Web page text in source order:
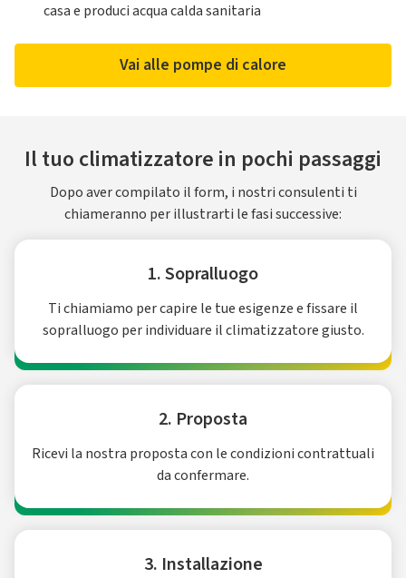
casa e produci acqua calda sanitaria
Vai alle pompe di calore
Il tuo climatizzatore in pochi passaggi
Dopo aver compilato il form, i nostri consulenti ti
chiameranno per illustrarti le fasi successive:
1. Sopralluogo
Ti chiamiamo per capire le tue esigenze e fissare il
sopralluogo per individuare il climatizzatore giusto.
2. Proposta
Ricevi la nostra proposta con le condizioni contrattuali
da confermare.
3. Installazione